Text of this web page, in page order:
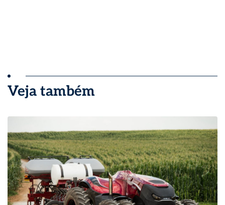
Veja também